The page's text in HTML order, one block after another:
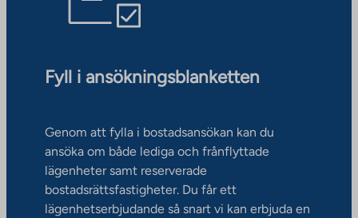
Fyll i ansökningsblanketten
Genom att fylla i bostadsansökan kan du
ansöka om både lediga och frånflyttade
lägenheter samt reserverade
bostadsrättsfastigheter. Du får ett
lägenhetserbjudande så snart vi kan erbjuda en